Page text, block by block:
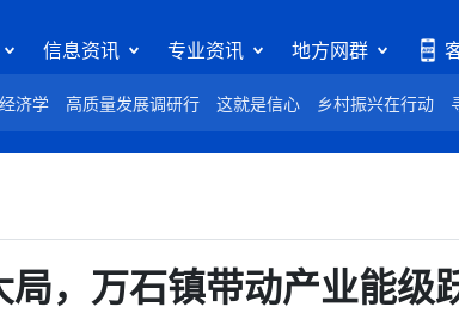
信息资讯 专业资讯 地方网群
济学 高质量发展调研行 这就是信心 乡村振兴在行动
，万石镇带动产业能级